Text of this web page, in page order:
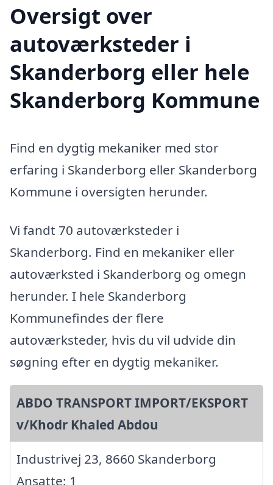
Oversigt over
autoværksteder i
Skanderborg eller hele
Skanderborg Kommune
Find en dygtig mekaniker med stor
erfaring i Skanderborg eller Skanderborg
Kommune i oversigten herunder.
Vi fandt 70 autoværksteder i
Skanderborg. Find en mekaniker eller
autoværksted i Skanderborg og omegn
herunder. I hele Skanderborg
Kommunefindes der flere
autoværksteder, hvis du vil udvide din
søgning efter en dygtig mekaniker.
ABDO TRANSPORT IMPORT/EKSPORT
v/Khodr Khaled Abdou
Industrivej 23, 8660 Skanderborg
Ansatte: 1